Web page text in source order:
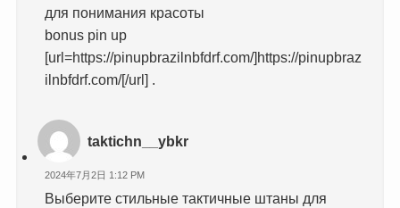
для понимания красоты
bonus pin up
[url=https://pinupbrazilnbfdrf.com/]https://pinupbraz
ilnbfdrf.com/[/url] .
taktichn__ybkr
2024年7月2日 1:12 PM
Выберите стильные тактичные штаны для